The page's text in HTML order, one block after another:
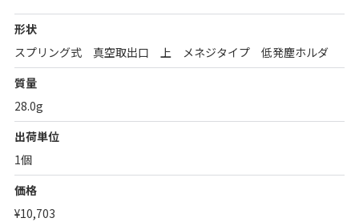
形状
スプリング式 真空取出口 上 メネジタイプ 低発塵ホルダ
質量
28.0g
出荷単位
1個
価格
¥10,703